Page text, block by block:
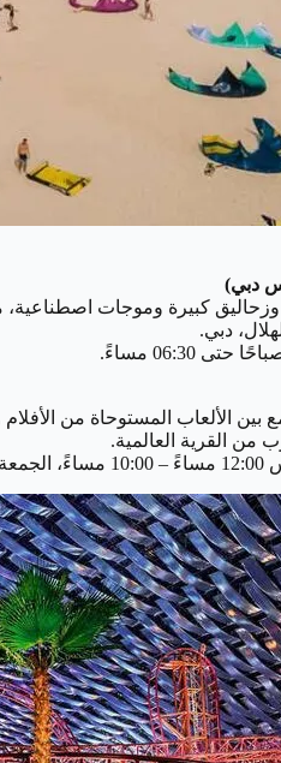
دبي)
وزحاليق كبيرة وموجات اصطناعية،
دبي.
بين الألعاب المستوحاة من
من القرية العالمية.